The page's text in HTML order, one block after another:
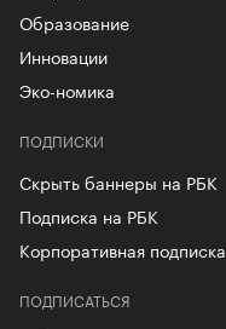
Образование
Инновации
Эко-номика
ПОДПИСКИ
Скрыть баннеры на РБК
Подписка на РБК
Корпоративная подписка
ПОДПИСАТЬСЯ